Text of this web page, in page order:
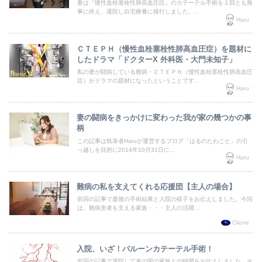
妻は『慢性血栓塞栓性肺高血圧症』のカテーテル手術を２回とも無
事に終え、退院し自宅療養に移行しました。...
Haru
ＣＴＥＰＨ（慢性血栓塞栓性肺高血圧症）を題材に
したドラマ「ドクターX 外科医・大門未知子」
私の妻が闘病している難病・ＣＴＥＰＨ（慢性血栓塞栓性肺高血圧
症）がドラマの題材になったということです...
Haru
妻の闘病をきっかけに変わった我が家の幾つかの事
柄
この記事は執筆者Haruが運営するブログ「はるのたわごと」の引
っ越しを目的に2014年10月31日に...
Haru
難病の私を支えてくれる応援団【主人の場合】
前回の記事で最後の手術結果と入院の様子をお伝えしました。今回
は、難病患者を支える家族・・・主人の活躍...
Clione
入院、いざ！バルーンカテーテル手術！